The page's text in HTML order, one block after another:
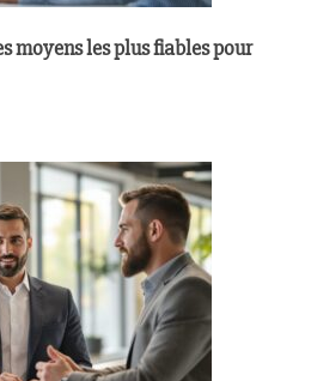
moyens les plus fiables pour